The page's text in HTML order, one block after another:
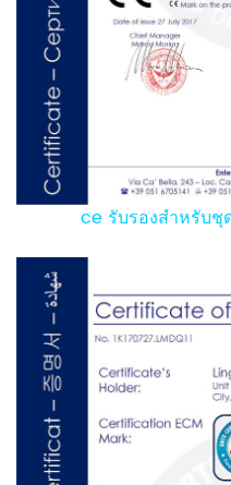
ce รับรองสำหรับชุ